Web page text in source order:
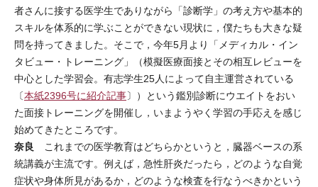
者さんに接する医学生でありながら「診断学」の考え方や基本的
スキルを体系的に学ぶことができない現状に，僕たちも大きな疑
問を持ってきました。そこで，今年5月より「メディカル・イン
タビュー・トレーニング」（模擬医療面接とその相互レビューを
中心とした学習会。有志学生25人によって自主運営されている
〔本紙2396号に紹介記事〕）という鑑別診断にウエイトをおい
た面接トレーニングを開催し，いまようやく学習の手応えを感じ
始めてきたところです。
奈良 これまでの医学教育はどちらかというと，臓器ベースの系
統講義が主流です。例えば，急性肝炎だったら，どのような自覚
症状や身体所見があるか，どのような検査を行なうべきかという